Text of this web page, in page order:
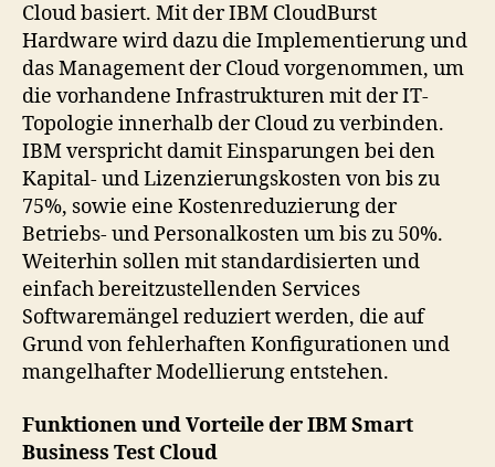
Cloud basiert. Mit der IBM CloudBurst
Hardware wird dazu die Implementierung und
das Management der Cloud vorgenommen, um
die vorhandene Infrastrukturen mit der IT-
Topologie innerhalb der Cloud zu verbinden.
IBM verspricht damit Einsparungen bei den
Kapital- und Lizenzierungskosten von bis zu
75%, sowie eine Kostenreduzierung der
Betriebs- und Personalkosten um bis zu 50%.
Weiterhin sollen mit standardisierten und
einfach bereitzustellenden Services
Softwaremängel reduziert werden, die auf
Grund von fehlerhaften Konfigurationen und
mangelhafter Modellierung entstehen.
Funktionen und Vorteile der IBM Smart
Business Test Cloud